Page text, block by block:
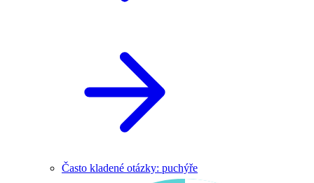
Často kladené otázky: puchýře